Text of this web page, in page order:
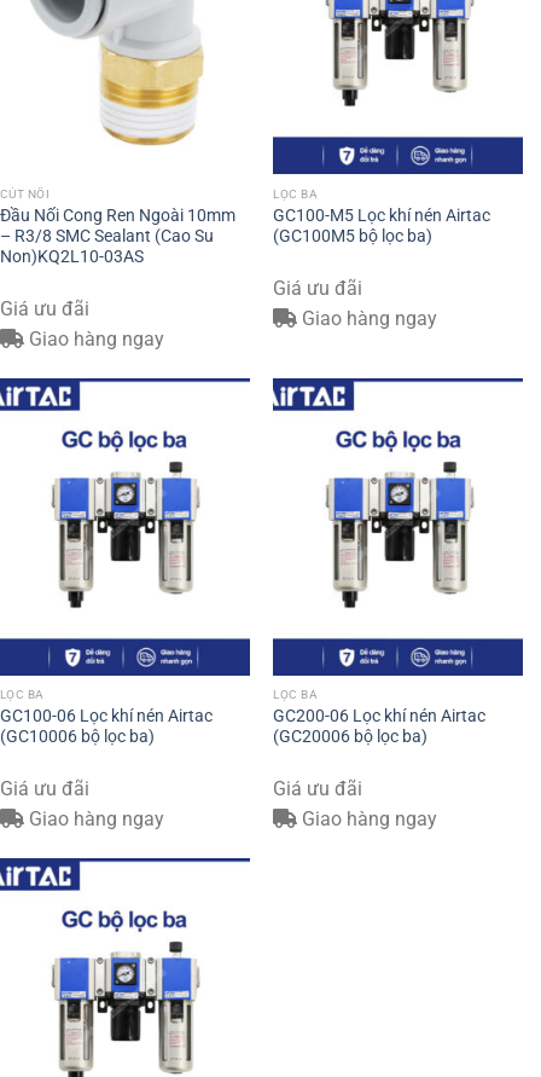
CÚT NỐI
Đầu Nối Cong Ren Ngoài 10mm
– R3/8 SMC Sealant (Cao Su
Non)KQ2L10-03AS
Giá ưu đãi
Giao hàng ngay
LỌC BA
GC100-M5 Lọc khí nén Airtac
(GC100M5 bộ lọc ba)
Giá ưu đãi
Giao hàng ngay
LỌC BA
GC100-06 Lọc khí nén Airtac
(GC10006 bộ lọc ba)
Giá ưu đãi
Giao hàng ngay
LỌC BA
GC200-06 Lọc khí nén Airtac
(GC20006 bộ lọc ba)
Giá ưu đãi
Giao hàng ngay